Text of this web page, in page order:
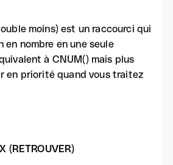
moins) est un raccourci qui
en nombre en une seule
à CNUM() mais plus
en priorité quand vous traitez
(RETROUVER)